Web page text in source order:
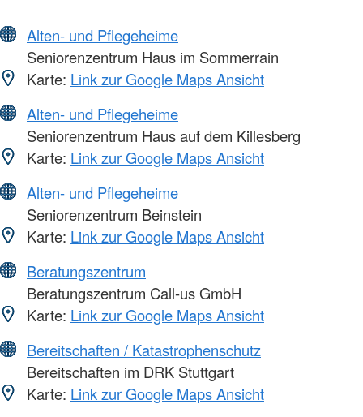
Alten- und Pflegeheime
Seniorenzentrum Haus im Sommerrain
Karte: Link zur Google Maps Ansicht
Alten- und Pflegeheime
Seniorenzentrum Haus auf dem Killesberg
Karte: Link zur Google Maps Ansicht
Alten- und Pflegeheime
Seniorenzentrum Beinstein
Karte: Link zur Google Maps Ansicht
Beratungszentrum
Beratungszentrum Call-us GmbH
Karte: Link zur Google Maps Ansicht
Bereitschaften / Katastrophenschutz
Bereitschaften im DRK Stuttgart
Karte: Link zur Google Maps Ansicht